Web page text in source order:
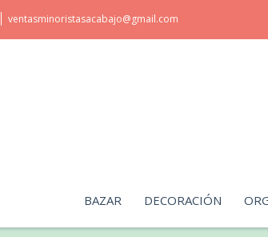
ventasminoristasacabajo@gmail.com
BAZAR DECORACIÓN